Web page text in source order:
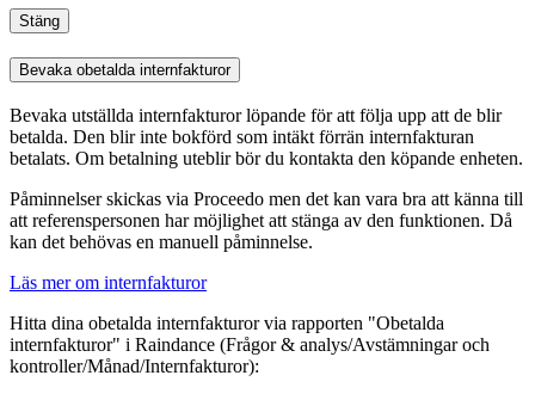
Stäng
Bevaka obetalda internfakturor
Bevaka utställda internfakturor löpande för att följa upp att de blir
betalda. Den blir inte bokförd som intäkt förrän internfakturan
betalats. Om betalning uteblir bör du kontakta den köpande enheten.
Påminnelser skickas via Proceedo men det kan vara bra att känna till
att referenspersonen har möjlighet att stänga av den funktionen. Då
kan det behövas en manuell påminnelse.
Läs mer om internfakturor
Hitta dina obetalda internfakturor via rapporten "Obetalda
internfakturor" i Raindance (Frågor & analys/Avstämningaroch
kontroller/Månad/Internfakturor):